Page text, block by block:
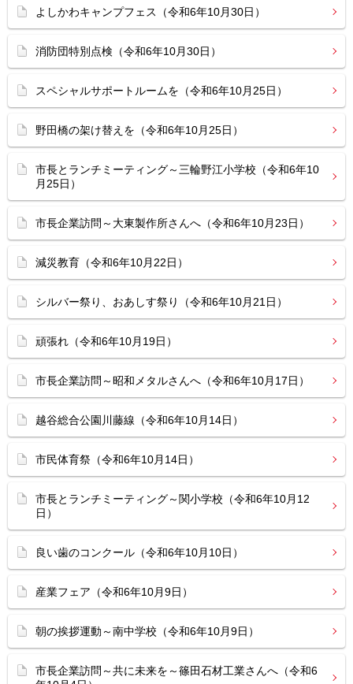
よしかわキャンプフェス（令和6年10月30日）
消防団特別点検（令和6年10月30日）
スペシャルサポートルームを（令和6年10月25日）
野田橋の架け替えを（令和6年10月25日）
市長とランチミーティング～三輪野江小学校（令和6年10
月25日）
市長企業訪問～大東製作所さんへ（令和6年10月23日）
減災教育（令和6年10月22日）
シルバー祭り、おあしす祭り（令和6年10月21日）
頑張れ（令和6年10月19日）
市長企業訪問～昭和メタルさんへ（令和6年10月17日）
越谷総合公園川藤線（令和6年10月14日）
市民体育祭（令和6年10月14日）
市長とランチミーティング～関小学校（令和6年10月12
日）
良い歯のコンクール（令和6年10月10日）
産業フェア（令和6年10月9日）
朝の挨拶運動～南中学校（令和6年10月9日）
市長企業訪問～共に未来を～篠田石材工業さんへ（令和6